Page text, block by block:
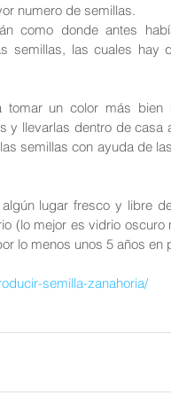
numero de semillas.
como donde antes
semillas, las cuales hay
tomar un color más bien
y llevarlas dentro de casa
semillas con ayuda de
lugar fresco y libre
(lo mejor es vidrio oscuro
lo menos unos 5 años en
semilla-zanahoria/